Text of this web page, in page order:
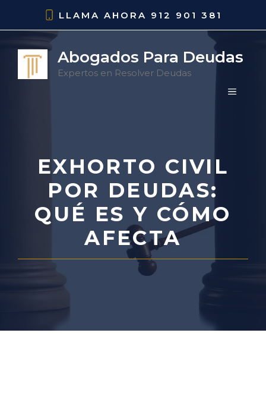
contenido
LLAMA AHORA 912 901 381
Abogados Para Deudas
Expertos en Resolver Deudas
MENÚ
EXHORTO CIVIL
POR DEUDAS:
QUÉ ES Y CÓMO
AFECTA